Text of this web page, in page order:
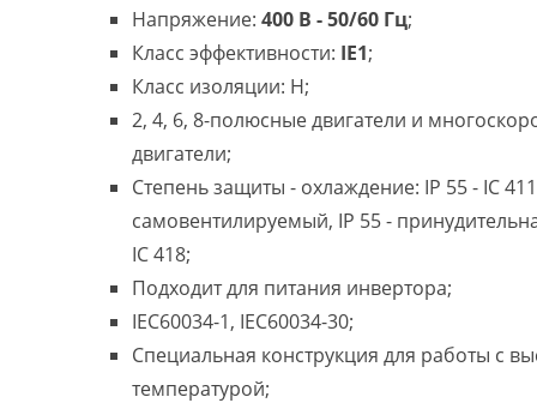
Напряжение: 400 В - 50/60 Гц;
Класс эффективности: IE1;
Класс изоляции: H;
2, 4, 6, 8-полюсные двигатели и
двигатели;
Степень защиты - охлаждение: IP 55 - IC 411
самовентилируемый, IP 55 -
IC 418;
Подходит для питания инвертора;
IEC60034-1, IEC60034-30;
Специальная конструкция для работы с
температурой;